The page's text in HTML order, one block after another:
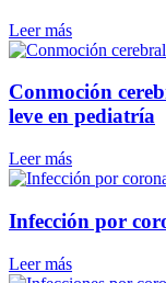
Leer más
Conmoción
leve en pediatría
Leer más
Infección por
Leer más